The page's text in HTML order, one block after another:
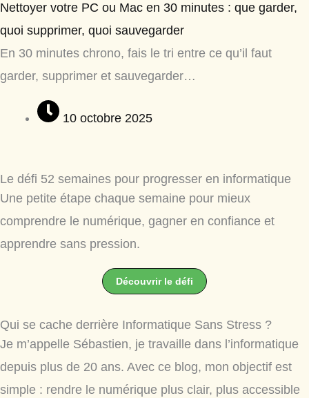
Nettoyer votre PC ou Mac en 30 minutes : que garder,
quoi supprimer, quoi sauvegarder
En 30 minutes chrono, fais le tri entre ce qu’il faut
garder, supprimer et sauvegarder…
10 octobre 2025
Le défi 52 semaines pour progresser en informatique
Une petite étape chaque semaine pour mieux
comprendre le numérique, gagner en confiance et
apprendre sans pression.
Découvrir le défi
Qui se cache derrière Informatique Sans Stress ?
Je m’appelle Sébastien, je travaille dans l’informatique
depuis plus de 20 ans. Avec ce blog, mon objectif est
simple : rendre le numérique plus clair, plus accessible